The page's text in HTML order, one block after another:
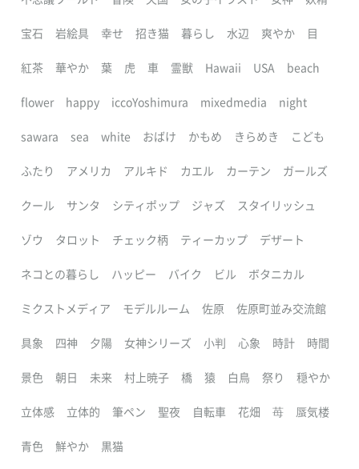
宝石 岩絵具 幸せ 招き猫 暮らし 水辺 爽やか 目
紅茶 華やか 葉 虎 車 霊獣 Hawaii USA beach
flower happy iccoYoshimura mixedmedia night
sawara sea white おばけ かもめ きらめき こども
ふたり アメリカ アルキド カエル カーテン ガールズ
クール サンタ シティポップ ジャズ スタイリッシュ
ゾウ タロット チェック柄 ティーカップ デザート
ネコとの暮らし ハッピー バイク ビル ボタニカル
ミクストメディア モデルルーム 佐原 佐原町並み交流館
具象 四神 夕陽 女神シリーズ 小判 心象 時計 時間
景色 朝日 未来 村上暁子 橋 猿 白鳥 祭り 穏やか
立体感 立体的 筆ペン 聖夜 自転車 花畑 苺 蜃気楼
青色 鮮やか 黒猫